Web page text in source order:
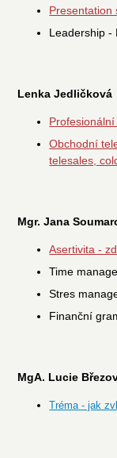
Presentation
Leadership -
Lenka Jedličková
Obchodní
telesales,
Mgr. Jana
Asertivita -
Time
Stres
Finanční
MgA. Lucie
Tréma - jak